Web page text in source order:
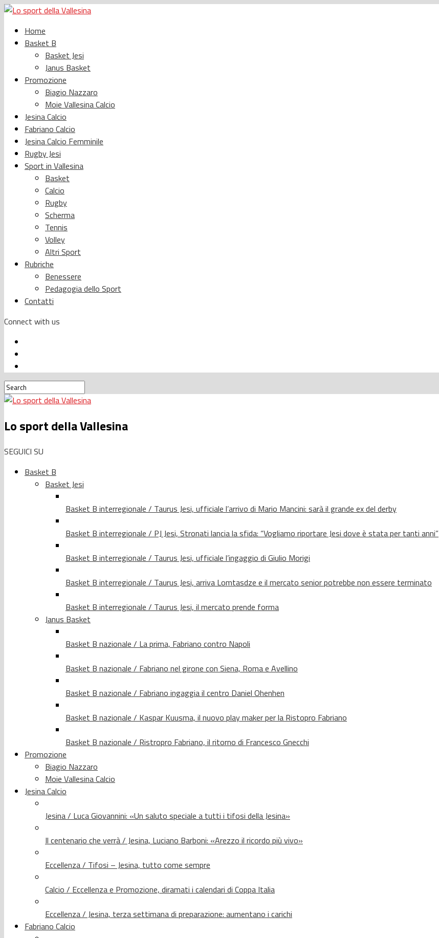
Home
Basket B
Basket Jesi
Janus Basket
Promozione
Biagio Nazzaro
Moie Vallesina Calcio
Jesina Calcio
Fabriano Calcio
Jesina Calcio Femminile
Rugby Jesi
Sport in Vallesina
Basket
Calcio
Rugby
Scherma
Tennis
Volley
Altri Sport
Rubriche
Benessere
Pedagogia dello Sport
Contatti
Connect with us
Lo sport della Vallesina
SEGUICI SU
Basket B
Basket Jesi
Basket B interregionale / Taurus Jesi, ufficiale l’arrivo di Mario Mancini: sarà il grande ex del derby
Basket B interregionale / PJ Jesi, Stronati lancia la sfida: “Vogliamo riportare Jesi dove è stata per tanti anni”
Basket B interregionale / Taurus Jesi, ufficiale l’ingaggio di Giulio Morigi
Basket B interregionale / Taurus Jesi, arriva Lomtasdze e il mercato senior potrebbe non essere terminato
Basket B interregionale / Taurus Jesi, il mercato prende forma
Janus Basket
Basket B nazionale / La prima, Fabriano contro Napoli
Basket B nazionale / Fabriano nel girone con Siena, Roma e Avellino
Basket B nazionale / Fabriano ingaggia il centro Daniel Ohenhen
Basket B nazionale / Kaspar Kuusma, il nuovo play maker per la Ristopro Fabriano
Basket B nazionale / Ristropro Fabriano, il ritorno di Francesco Gnecchi
Promozione
Biagio Nazzaro
Moie Vallesina Calcio
Jesina Calcio
Jesina / Luca Giovannini: «Un saluto speciale a tutti i tifosi della Jesina»
Il centenario che verrà / Jesina, Luciano Barboni: «Arezzo il ricordo più vivo»
Eccellenza / Tifosi – Jesina, tutto come sempre
Calcio / Eccellenza e Promozione, diramati i calendari di Coppa Italia
Eccellenza / Jesina, terza settimana di preparazione: aumentano i carichi
Fabriano Calcio